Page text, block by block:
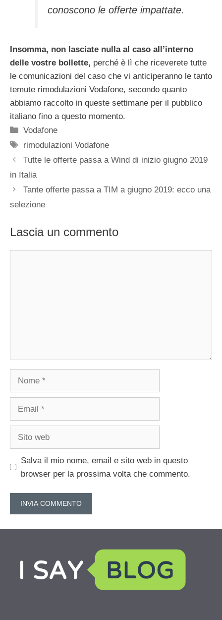
conoscono le offerte impattate.
Insomma, non lasciate nulla al caso all’interno
delle vostre bollette, perché è lì che riceverete tutte
le comunicazioni del caso che vi anticiperanno le tanto
temute rimodulazioni Vodafone, secondo quanto
abbiamo raccolto in queste settimane per il pubblico
italiano fino a questo momento.
Categorie
Vodafone
Tag
rimodulazioni Vodafone
Tutte le offerte passa a Wind di inizio giugno 2019
in Italia
Tante offerte passa a TIM a giugno 2019: ecco una
selezione
Lascia un commento
Salva il mio nome, email e sito web in questo
browser per la prossima volta che commento.